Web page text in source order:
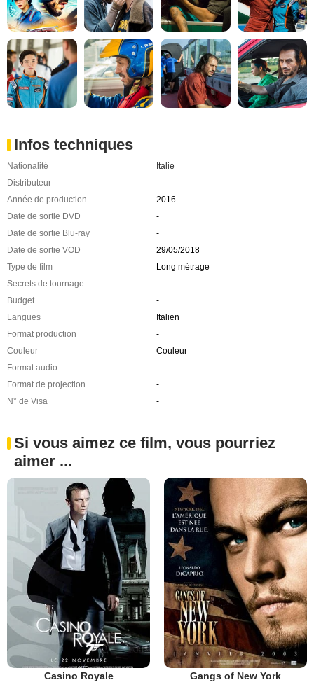
Infos techniques
Nationalité
Italie
Distributeur
-
Année de production
2016
Date de sortie DVD
-
Date de sortie Blu-ray
-
Date de sortie VOD
29/05/2018
Type de film
Long métrage
Secrets de tournage
-
Budget
-
Langues
Italien
Format production
-
Couleur
Couleur
Format audio
-
Format de projection
-
N° de Visa
-
Si vous aimez ce film, vous pourriez
aimer ...
Casino Royale Gangs of New York